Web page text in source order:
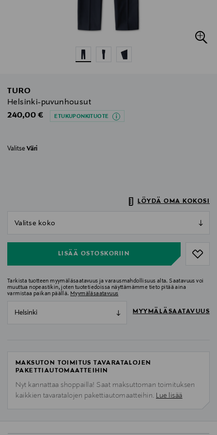
TURO
Helsinki-puvunhousut
Original Price
240,00 € ETUKUPONKITUOTE
Valitse Väri
LÖYDÄ OMA KOKOSI
LISÄÄ OSTOSKORIIN
Tarkista tuotteen myymäläsaatavuus ja varausmahdollisuus alta. Saatavuus voi
muuttua nopeastikin, joten tuotetiedoissa näyttämämme tieto pitää aina
varmistaa paikan päällä. Myymäläsaatavuus
Helsinki MYYMÄLÄSAATAVUUS
MAKSUTON TOIMITUS TAVARATALOJEN
PAKETTIAUTOMAATTEIHIN
Nyt kannattaa shoppailla! Saat maksuttoman toimituksen
kaikkien tavaratalojen pakettiautomaatteihin. Lue lisää